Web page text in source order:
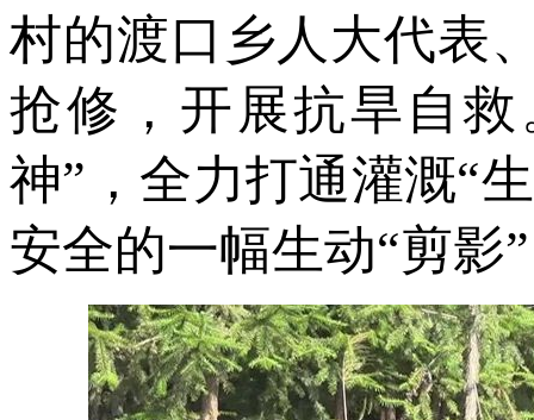
村的渡口乡人大代表
抢修，开展抗旱自
神”，全力打通灌溉“
安全的一幅生动“剪影